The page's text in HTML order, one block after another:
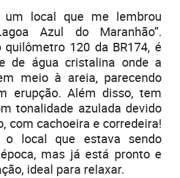
um local que me lembrou
Azul do Maranhão”.
quilômetro 120 da BR174, é
de água cristalina onde a
meio à areia, parecendo
erupção. Além disso, tem
tonalidade azulada devido
com cachoeira e corredeira!
o local que estava sendo
mas já está pronto e
ideal para relaxar.